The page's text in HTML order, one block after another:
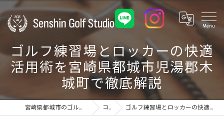
ゴルフ練習場とロッカーの快適
活用術を宮崎県都城市児湯郡木
城町で徹底解説
宮崎県都城市のゴルフ練習場ならSenshin Golf Studio 24 コラム ゴルフ練習場とロッカーの快適活用術を宮崎県都城市児湯郡木城町で徹底解説